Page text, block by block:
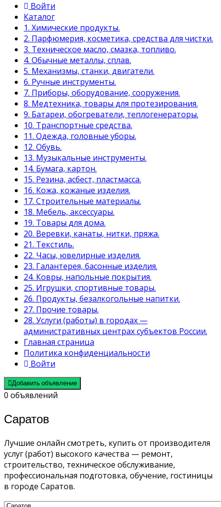
Войти
Каталог
1. Химические продукты.
2. Парфюмерия, косметика, средства для чистки.
3. Техническое масло, смазка, топливо.
4. Обычные металлы, сплав.
5. Механизмы, станки, двигатели.
6. Ручные инструменты.
7. Приборы, оборудование, сооружения.
8. Медтехника, товары для протезирования.
9. Батареи, обогреватели, теплогенераторы.
10. Транспортные средства.
11. Одежда, головные уборы.
12. Обувь.
13. Музыкальные инструменты.
14. Бумага, картон.
15. Резина, асбест, пластмасса.
16. Кожа, кожаные изделия.
17. Строительные материалы.
18. Мебель, аксессуары.
19. Товары для дома.
20. Веревки, канаты, нитки, пряжа.
21. Текстиль.
22. Часы, ювелирные изделия.
23. Галантерея, басонные изделия.
24. Ковры, напольные покрытия.
25. Игрушки, спортивные товары.
26. Продукты, безалкогольные напитки.
27. Прочие товары.
28. Услуги (работы) в городах —
административных центрах субъектов России.
Главная страница
Политика конфиденциальности
Войти
Добавить объявление
0 объявлений
Саратов
Лучшие онлайн смотреть, купить от производителя
услуг (работ) высокого качества — ремонт,
строительство, техническое обслуживание,
профессиональная подготовка, обучение, гостиницы
в городе Саратов.